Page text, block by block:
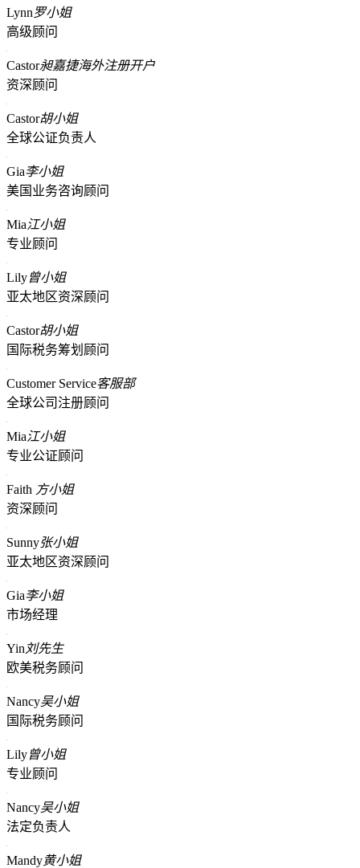
Lynn罗小姐
高级顾问
Castor昶嘉捷海外注册开户
资深顾问
Castor胡小姐
全球公证负责人
Gia李小姐
美国业务咨询顾问
Mia江小姐
专业顾问
Lily曾小姐
亚太地区资深顾问
Castor胡小姐
国际税务筹划顾问
Customer Service客服部
全球公司注册顾问
Mia江小姐
专业公证顾问
Faith 方小姐
资深顾问
Sunny张小姐
亚太地区资深顾问
Gia李小姐
市场经理
Yin 刘先生
欧美税务顾问
Nancy吴小姐
国际税务顾问
Lily曾小姐
专业顾问
Nancy吴小姐
法定负责人
Mandy黄小姐